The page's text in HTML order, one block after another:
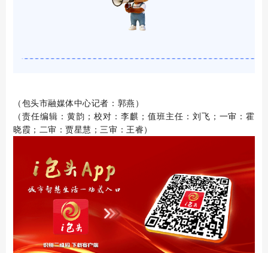
（包头市融媒体中心记者：郭燕）
（责任编辑：黄韵；校对：李麒；值班主任：刘飞；一审：霍
晓霞；二审：贾星慧；三审：王睿）